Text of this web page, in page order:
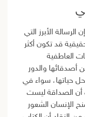
الأبرز التي
قد تكون أكثر
العاطفية
أصدقائها والدور
حياتها، سواء في
أن الصداقة ليست
الإنسان الشعور